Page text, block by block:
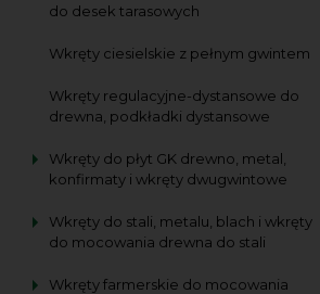
do desek tarasowych
Wkręty ciesielskie z pełnym gwintem
Wkręty regulacyjne-dystansowe do
drewna, podkładki dystansowe
Wkręty do płyt GK drewno, metal,
konfirmaty i wkręty dwugwintowe
Wkręty do stali, metalu, blach i wkręty
do mocowania drewna do stali
Wkręty farmerskie do mocowania